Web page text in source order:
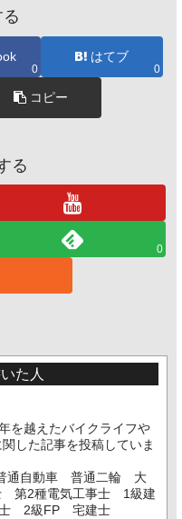
0
はてブ
0
コピー
る
0
た人
を越えたバイクライフや
した記事を投稿していま
通自動車 普通二輪 大
第2種電気工事士 1級建
士 2級FP 宅建士